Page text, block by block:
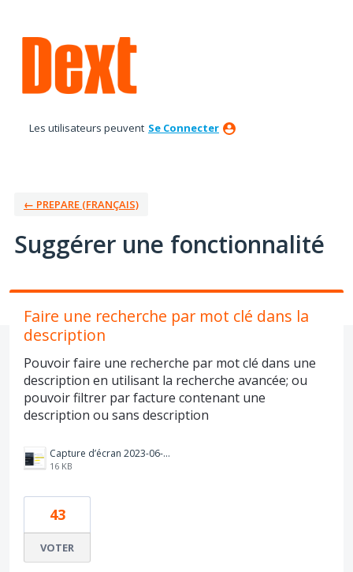
au
contenu
Les utilisateurs peuvent Se Connecter
← PREPARE (FRANÇAIS)
Suggérer une fonctionnalité
Faire une recherche par mot clé dans la
description
Pouvoir faire une recherche par mot clé dans une
description en utilisant la recherche avancée; ou
pouvoir filtrer par facture contenant une
description ou sans description
Capture d’écran 2023-06-22 112907.png
16 KB
43
VOTER